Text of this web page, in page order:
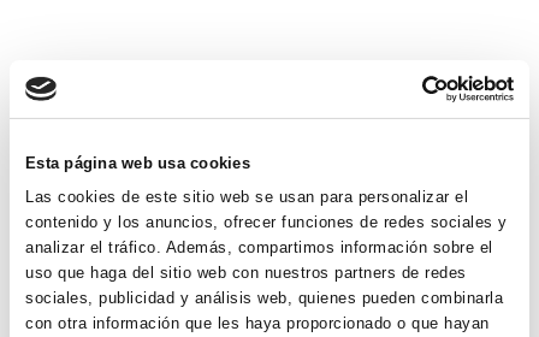
Esta página web usa cookies
Las cookies de este sitio web se usan para personalizar el
contenido y los anuncios, ofrecer funciones de redes sociales y
analizar el tráfico. Además, compartimos información sobre el
uso que haga del sitio web con nuestros partners de redes
sociales, publicidad y análisis web, quienes pueden combinarla
con otra información que les haya proporcionado o que hayan